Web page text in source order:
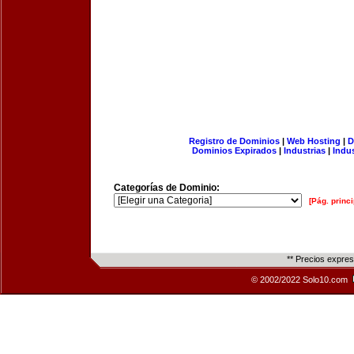
Registro de Dominios| Web Hosting |
Dominios Expirados | Industrias |
Categorías de Dominio:
[Pág.
** Precios
© 2002/2022 Solo10.com